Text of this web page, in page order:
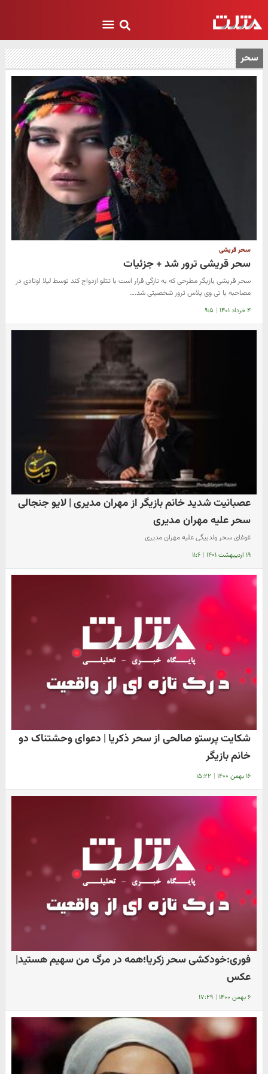
سحر
سحر قریشی
سحر قریشی ترور شد + جزئیات
سحر قریشی بازیگر مطرحی که به تازگی قرار است با تتلو ازدواج کند توسط لیلا اوتادی در
مصاحبه با تی وی پلاس ترور شخصیتی شد.…
۴ خرداد ۱۴۰۱ | ۹:۵
​عصبانیت شدید خانم بازیگر از مهران مدیری | لایو جنجالی
سحر علیه مهران مدیری
غوغای سحر ولدبیگی علیه مهران مدیری
۱۹ اردیبهشت ۱۴۰۱ | ۱۱:۶
شکایت پرستو صالحی از سحر ذکریا | دعوای وحشتناک دو
خانم بازیگر
۱۶ بهمن ۱۴۰۰ | ۱۵:۲۲
فوری:خودکشی سحر زکریا؛همه در مرگ من سهیم هستید|
عکس
۶ بهمن ۱۴۰۰ | ۱۷:۲۹